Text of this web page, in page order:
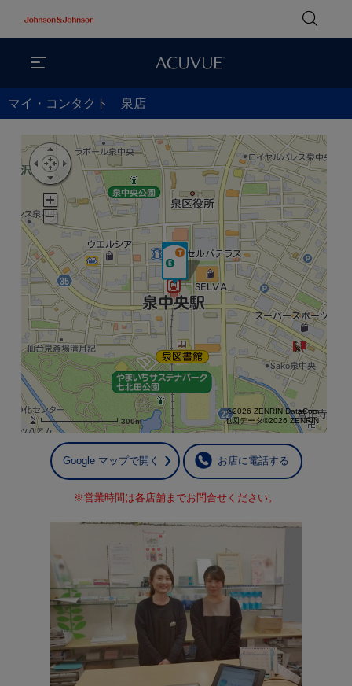
マイ・コンタクト 泉店
300m
©2026 ZENRIN DataCom
地図データ©2026 ZENRIN
Google マップで開く お店に電話する
※営業時間は各店舗までお問合せください。